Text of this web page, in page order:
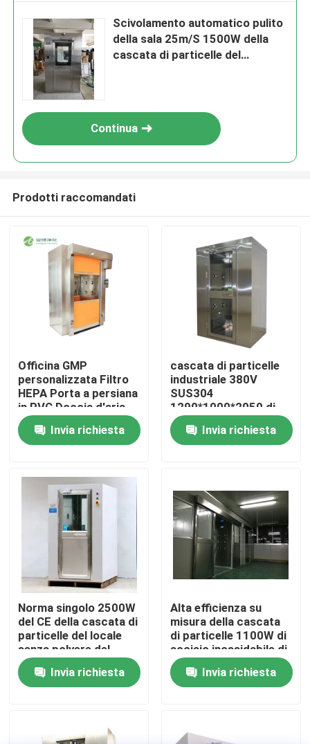
Prodotti
Circa noi
Giro della fabbrica
Controllo di qualità
Contattici
Notizie
Casi
Stanza pulita modulare
Scivolamento automatico pulito
della sala 25m/S 1500W della
cascata di particelle del
Continua
Prodotti raccomandati
Officina GMP
personalizzata Filtro
HEPA Porta a persiana
in PVC Doccia d'aria
per merci SUS201
Invia richiesta
cascata di particelle
industriale 380V
SUS304
1290*1000*2050 di
acciaio inossidabile
5kw
Invia richiesta
Norma singolo 2500W
del CE della cascata di
particelle del locale
senza polvere del
laboratorio
Invia richiesta
Alta efficienza su
misura della cascata
di particelle 1100W di
acciaio inossidabile di
decontaminazione
Invia richiesta